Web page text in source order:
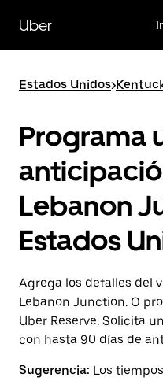
contenido
principal
Uber
Estados Unidos>
Programa
Lebanon
Estados
Agrega los detalles del
Lebanon Junction. O
Uber Reserve. Solicita
con hasta 90 días de
Sugerencia: Los